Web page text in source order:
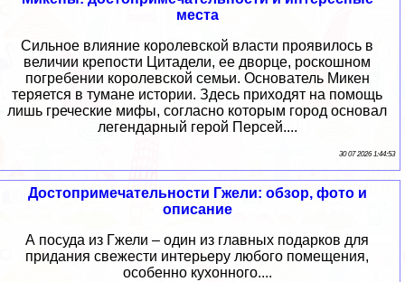
места
Сильное влияние королевской власти проявилось в
величии крепости Цитадели, ее дворце, роскошном
погребении королевской семьи. Основатель Микен
теряется в тумане истории. Здесь приходят на помощь
лишь греческие мифы, согласно которым город основал
легендарный герой Персей....
30 07 2026 1:44:53
Достопримечательности Гжели: обзор, фото и
описание
А посуда из Гжели – один из главных подарков для
придания свежести интерьеру любого помещения,
особенно кухонного....